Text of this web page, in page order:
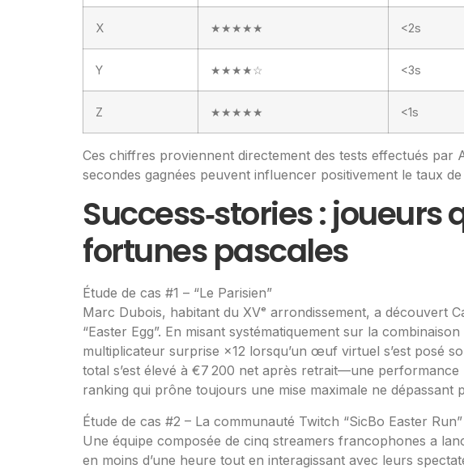
X ★★★★★ <2s
Y ★★★★☆ <3s
Z ★★★★★ <1s
Ces chiffres proviennent directement des tests effectués par
secondes gagnées peuvent influencer positivement le taux
Success‑stories :
fortunes pascales
Étude de cas #1 – “Le Parisien”
Marc Dubois, habitant du XVᵉ arrondissement, a découvert
“Easter Egg”. En misant systématiquement sur la
multiplicateur surprise ×12 lorsqu’un œuf virtuel s’est posé
total s’est élevé à €7 200 net après retrait—une
ranking qui prône toujours une mise maximale ne dépassant
Étude de cas #2 – La communauté Twitch “SicBo Easter Run”
Une équipe composée de cinq streamers francophones a
en moins d’une heure tout en interagissant avec leurs